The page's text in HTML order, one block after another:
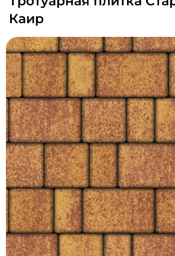
Каир